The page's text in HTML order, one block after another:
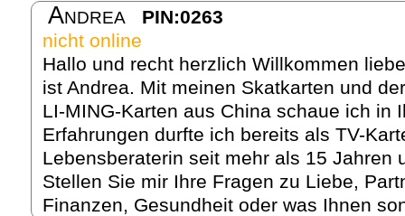
Andrea
PIN:0263
nicht online
Hallo und recht herzlich Willkommen
ist Andrea. Mit meinen Skatkarten und
LI-MING-Karten aus China schaue ich in
Erfahrungen durfte ich bereits als TV-
Lebensberaterin seit mehr als 15 Jahren
Stellen Sie mir Ihre Fragen zu Liebe,
Finanzen, Gesundheit oder was Ihnen